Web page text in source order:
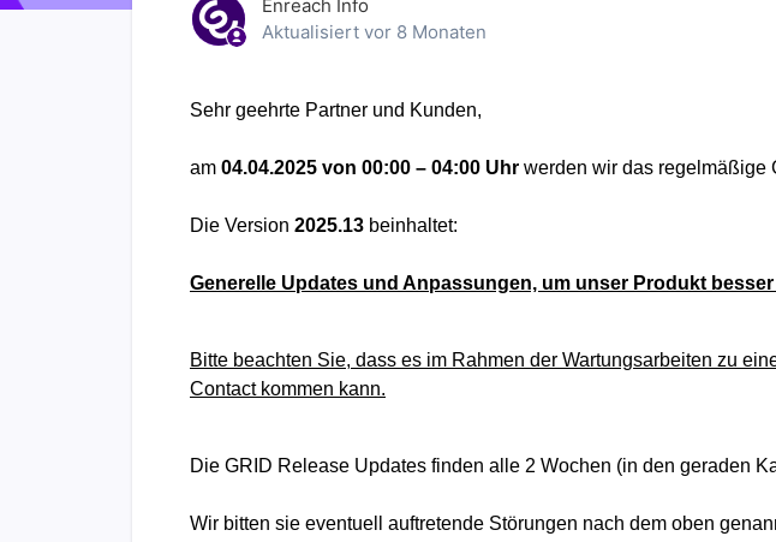
Enreach Info
Aktualisiert vor 8 Monaten
Sehr geehrte Partner und Kunden,
am 04.04.2025 von 00:00 – 04:00 Uhr werden wir das regelmäßige
Die Version 2025.13 beinhaltet:
Generelle Updates und Anpassungen, um unser Produkt
Bitte beachten Sie, dass es im Rahmen der Wartungsarbeiten zu
Contact kommen kann.
Die GRID Release Updates finden alle 2 Wochen (in den geraden
Wir bitten sie eventuell auftretende Störungen nach dem oben